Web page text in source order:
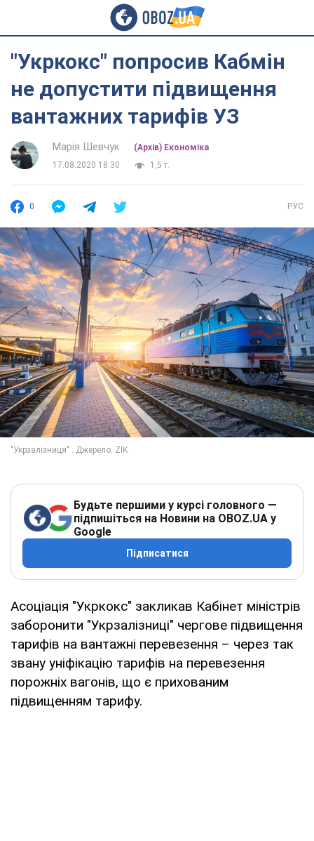
"Укркокс" попросив Кабмін
не допустити підвищення
вантажних тарифів УЗ
Марія Шевчук
(Архів) Економіка
17.08.2020 18:30
1,5 т.
0 РУС
Будьте першими у курсі головного —
підпишіться на Новини на OBOZ.UA у
Google
Підписатися
Асоціація "Укркокс" закликав Кабінет міністрів
заборонити "Укрзалізниці" чергове підвищення
тарифів на вантажні перевезення – через так
звану уніфікацію тарифів на перевезення
порожніх вагонів, що є прихованим
підвищенням тарифу.